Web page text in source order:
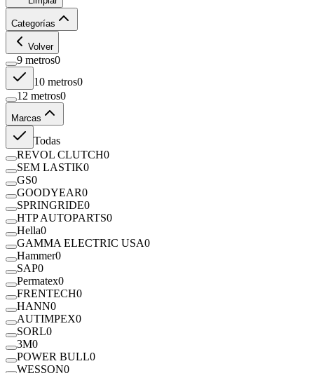
Categorías
Volver
9 metros0
10 metros0
12 metros0
Marcas
Todas
REVOL CLUTCH0
SEM LASTIK0
GS0
GOODYEAR0
SPRINGRIDE0
HTP AUTOPARTS0
Hella0
GAMMA ELECTRIC USA0
Hammer0
SAP0
Permatex0
FRENTECH0
HANN0
AUTIMPEX0
SORL0
3M0
POWER BULL0
WESSON0